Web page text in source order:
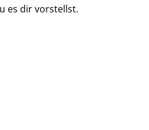
es dir vorstellst.